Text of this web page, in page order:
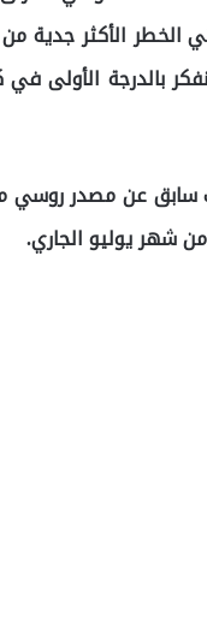
الخطر الأكثر
بالدرجة الأولى
سابق عن مصدر